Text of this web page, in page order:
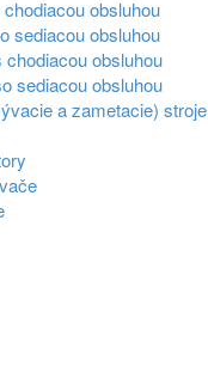
obsluhou
sediacou obsluhou
obsluhou
sediacou obsluhou
a zametacie) stroje